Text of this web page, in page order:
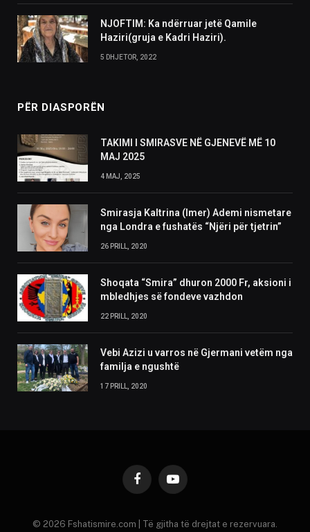
NJOFTIM: Ka ndërruar jetë Qamile
Haziri(gruja e Kadri Haziri).
5 DHJETOR, 2022
PËR DIASPORËN
TAKIMI I SMIRASVE NË GJENEVË MË 10
MAJ 2025
4 MAJ, 2025
Smirasja Kaltrina (Imer) Ademi nismetare
nga Londra e fushatës “Njëri për tjetrin”
26 PRILL, 2020
Shoqata “Smira” dhuron 2000 Fr, aksioni i
mbledhjes së fondeve vazhdon
22 PRILL, 2020
Vebi Azizi u varros në Gjermani vetëm nga
familja e ngushtë
17 PRILL, 2020
FacebookYouTube
© 2026 Fshatismire.com | Të gjitha të drejtat e rezervuara.